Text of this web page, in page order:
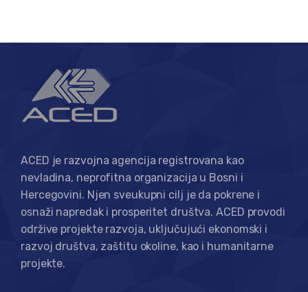
ACED je razvojna agencija registrovana kao
nevladina, neprofitna organizacija u Bosni i
Hercegovini. Njen sveukupni cilj je da pokrene i
osnaži napredak i prosperitet društva. ACED provodi
održive projekte razvoja, uključujući ekonomski i
razvoj društva, zaštitu okoline, kao i humanitarne
projekte.